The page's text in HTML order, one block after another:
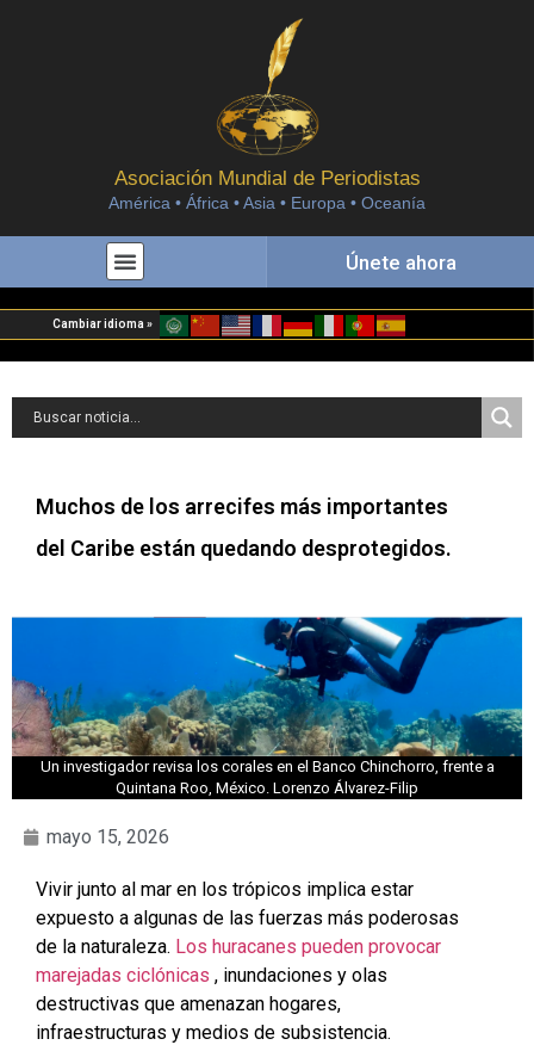
Asociación Mundial de Periodistas
América • África • Asia • Europa • Oceanía
Únete ahora
Cambiar idioma »
Muchos de los arrecifes más importantes
del Caribe están quedando desprotegidos.
Un investigador revisa los corales en el Banco Chinchorro, frente a
Quintana Roo, México. Lorenzo Álvarez-Filip
mayo 15, 2026
Vivir junto al mar en los trópicos implica estar
expuesto a algunas de las fuerzas más poderosas
de la naturaleza. Los huracanes pueden provocar
marejadas ciclónicas , inundaciones y olas
destructivas que amenazan hogares,
infraestructuras y medios de subsistencia.